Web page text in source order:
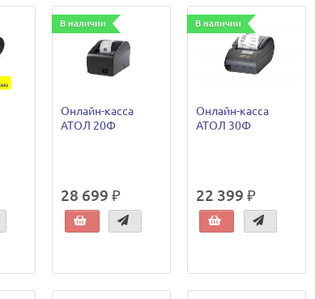
В наличии
Онлайн-касса
АТОЛ 20Ф
28 699 ₽
В наличии
Онлайн-касса
АТОЛ 30Ф
22 399 ₽